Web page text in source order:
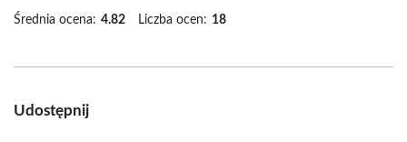
Średnia ocena: 4.82 Liczba ocen: 18
Udostępnij